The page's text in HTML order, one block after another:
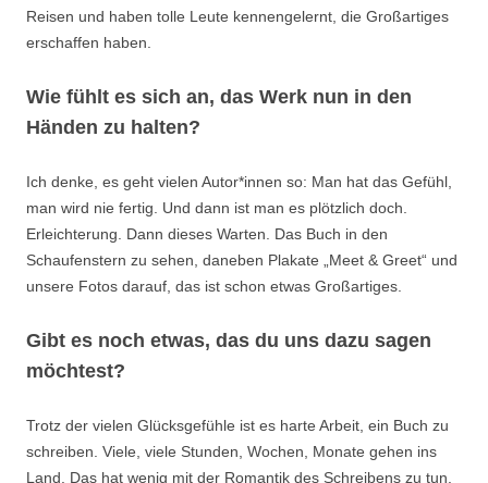
Reisen und haben tolle Leute kennengelernt, die Großartiges
erschaffen haben.
Wie fühlt es sich an, das Werk nun in den
Händen zu halten?
Ich denke, es geht vielen Autor*innen so: Man hat das Gefühl,
man wird nie fertig. Und dann ist man es plötzlich doch.
Erleichterung. Dann dieses Warten. Das Buch in den
Schaufenstern zu sehen, daneben Plakate „Meet & Greet“ und
unsere Fotos darauf, das ist schon etwas Großartiges.
Gibt es noch etwas, das du uns dazu sagen
möchtest?
Trotz der vielen Glücksgefühle ist es harte Arbeit, ein Buch zu
schreiben. Viele, viele Stunden, Wochen, Monate gehen ins
Land. Das hat wenig mit der Romantik des Schreibens zu tun.